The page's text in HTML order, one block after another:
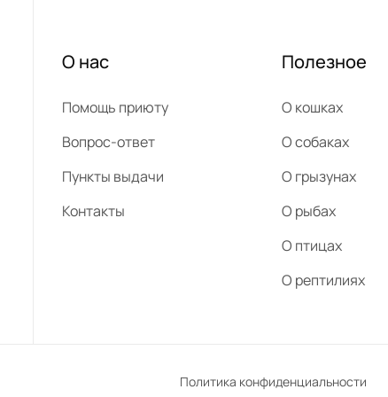
О нас
Помощь приюту
Вопрос-ответ
Пункты выдачи
Контакты
Полезное
О кошках
О собаках
О грызунах
О рыбах
О птицах
О рептилиях
Политика конфиденциальности